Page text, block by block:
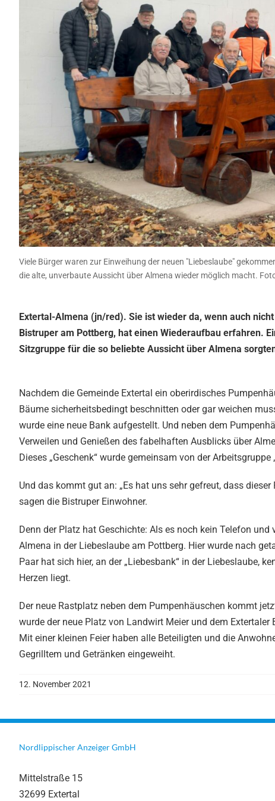
Viele Bürger waren zur Einweihung der neuen "Liebeslaube"
die alte, unverbaute Aussicht über Almena wieder möglich macht.
Extertal-Almena (jn/red). Sie ist wieder da, wenn auch
Bistruper am Pottberg, hat einen Wiederaufbau erfahren.
Sitzgruppe für die so beliebte Aussicht über Almena
Nachdem die Gemeinde Extertal ein oberirdisches
Bäume sicherheitsbedingt beschnitten oder gar weichen
wurde eine neue Bank aufgestellt. Und neben dem
Verweilen und Genießen des fabelhaften Ausblicks über
Dieses „Geschenk“ wurde gemeinsam von der
Und das kommt gut an: „Es hat uns sehr gefreut, dass
sagen die Bistruper Einwohner.
Denn der Platz hat Geschichte: Als es noch kein Telefon
Almena in der Liebeslaube am Pottberg. Hier wurde nach
Paar hat sich hier, an der „Liebesbank“ in der Liebeslaube,
Herzen liegt.
Der neue Rastplatz neben dem Pumpenhäuschen kommt
wurde der neue Platz von Landwirt Meier und dem
Mit einer kleinen Feier haben alle Beteiligten und die
Gegrilltem und Getränken eingeweiht.
12. November 2021
Nordlippischer Anzeiger GmbH
Mittelstraße 15
32699 Extertal